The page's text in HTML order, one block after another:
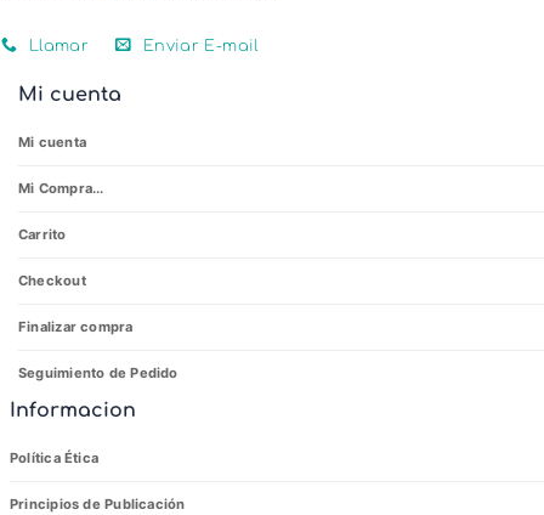
Llamar Enviar E-mail
Mi cuenta
Mi cuenta
Mi Compra...
Carrito
Checkout
Finalizar compra
Seguimiento de Pedido
Informacion
Política Ética
Principios de Publicación